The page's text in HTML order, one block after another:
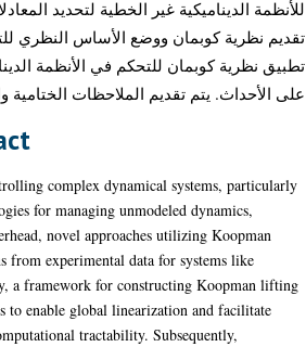
للأنظمة الديناميكية غير الخطية لتحديد
تقديم نظرية كوبمان ووضع الأساس النظري
تطبيق نظرية كوبمان للتحكم في الأنظمة
على الأحداث. يتم تقديم الملاحظات
complex dynamical systems, particularly
for managing unmodeled dynamics,
novel approaches utilizing Koopman
from experimental data for systems like
a framework for constructing Koopman lifting
to enable global linearization and facilitate
tractability. Subsequently,